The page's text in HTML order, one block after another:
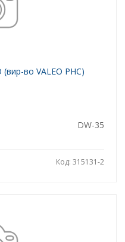
во VALEO PHC)
DW-35
Код: 315131-2